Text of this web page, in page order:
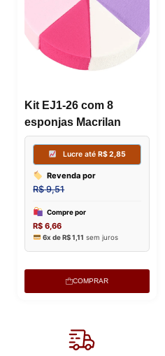
Kit EJ1-26 com 8
esponjas Macrilan
COMPRAR